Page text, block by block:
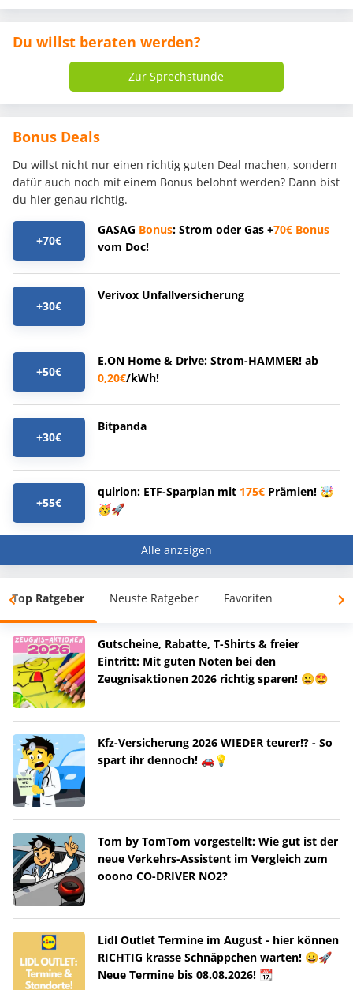
Du willst beraten werden?
Zur Sprechstunde
Bonus Deals
Du willst nicht nur einen richtig guten Deal machen, sondern
dafür auch noch mit einem Bonus belohnt werden? Dann bist
du hier genau richtig.
+70€
GASAG Bonus: Strom oder Gas +70€ Bonus
vom Doc!
+30€
Verivox Unfallversicherung
+50€
E.ON Home & Drive: Strom-HAMMER! ab
0,20€/kWh!
+30€
Bitpanda
+55€
quirion: ETF-Sparplan mit 175€ Prämien! 🤯
🥳🚀
Alle anzeigen
Top Ratgeber Neuste Ratgeber Favoriten
Gutscheine, Rabatte, T-Shirts & freier
Eintritt: Mit guten Noten bei den
Zeugnisaktionen 2026 richtig sparen! 😀🤩
Kfz-Versicherung 2026 WIEDER teurer!? - So
spart ihr dennoch! 🚗💡
Tom by TomTom vorgestellt: Wie gut ist der
neue Verkehrs-Assistent im Vergleich zum
ooono CO-DRIVER NO2?
Lidl Outlet Termine im August - hier können
RICHTIG krasse Schnäppchen warten! 😀🚀
Neue Termine bis 08.08.2026! 📆